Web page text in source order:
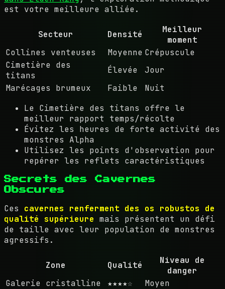
est votre meilleure alliée.
Secteur Densité
Meilleur
moment
Collines venteuses
Moyenne Crépuscule
Cimetière des
titans
Élevée
Jour
Marécages brumeux
Faible
Nuit
Le Cimetière des titans offre le
meilleur rapport temps/récolte
Évitez les heures de forte activité des
monstres Alpha
Utilisez les points d'observation pour
repérer les reflets caractéristiques
Secrets des Cavernes
Obscures
Ces cavernes renferment des os robustos de
qualité supérieure mais présentent un défi
de taille avec leur population de monstres
agressifs.
Zone Qualité
Niveau de
danger
Galerie cristalline
★★★★☆
Moyen